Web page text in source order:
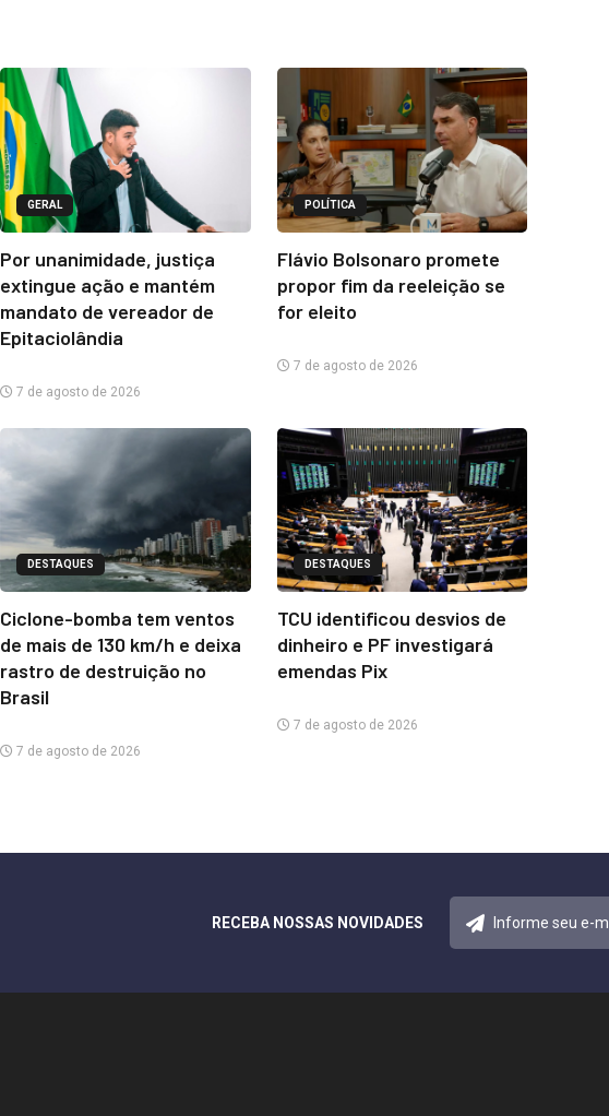
GERAL
Por unanimidade, justiça
extingue ação e mantém
mandato de vereador de
Epitaciolândia
7 de agosto de 2026
POLÍTICA
Flávio Bolsonaro promete
propor fim da reeleição se
for eleito
7 de agosto de 2026
DESTAQUES
Ciclone-bomba tem ventos
de mais de 130 km/h e deixa
rastro de destruição no
Brasil
7 de agosto de 2026
DESTAQUES
TCU identificou desvios de
dinheiro e PF investigará
emendas Pix
7 de agosto de 2026
RECEBA NOSSAS NOVIDADES